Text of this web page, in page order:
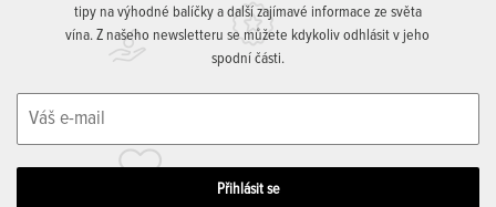
tipy na výhodné balíčky a další zajímavé informace ze světa
vína. Z našeho newsletteru se můžete kdykoliv odhlásit v jeho
spodní části.